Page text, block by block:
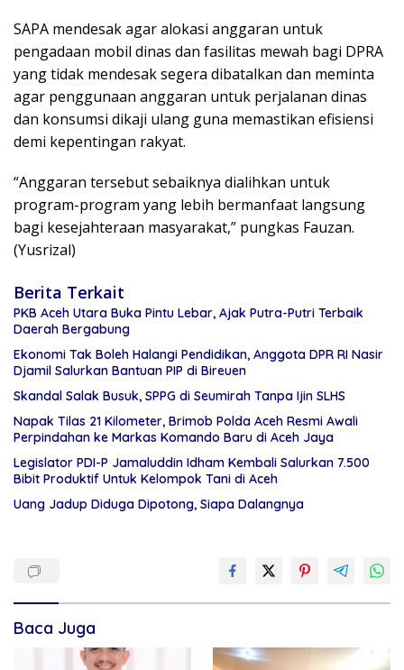
SAPA mendesak agar alokasi anggaran untuk
pengadaan mobil dinas dan fasilitas mewah bagi DPRA
yang tidak mendesak segera dibatalkan dan meminta
agar penggunaan anggaran untuk perjalanan dinas
dan konsumsi dikaji ulang guna memastikan efisiensi
demi kepentingan rakyat.
“Anggaran tersebut sebaiknya dialihkan untuk
program-program yang lebih bermanfaat langsung
bagi kesejahteraan masyarakat,” pungkas Fauzan.
(Yusrizal)
Berita Terkait
PKB Aceh Utara Buka Pintu Lebar, Ajak Putra-Putri Terbaik
Daerah Bergabung
Ekonomi Tak Boleh Halangi Pendidikan, Anggota DPR RI Nasir
Djamil Salurkan Bantuan PIP di Bireuen
Skandal Salak Busuk, SPPG di Seumirah Tanpa Ijin SLHS
Napak Tilas 21 Kilometer, Brimob Polda Aceh Resmi Awali
Perpindahan ke Markas Komando Baru di Aceh Jaya
Legislator PDI-P Jamaluddin Idham Kembali Salurkan 7.500
Bibit Produktif Untuk Kelompok Tani di Aceh
Uang Jadup Diduga Dipotong, Siapa Dalangnya
Baca Juga